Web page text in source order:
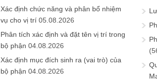
Xác định chức năng và phân bổ nhiệm
vụ cho vị trí 05.08.2026
Phân tích xác định và đặt tên vị trí trong
bộ phận 04.08.2026
Xác định mục đích sinh ra (vai trò) của
bộ phận 04.08.2026